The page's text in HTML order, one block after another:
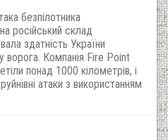
безпілотника
російський склад
здатність України
ворога. Компанія Fire Point
понад 1000 кілометрів, і
атаки з використанням